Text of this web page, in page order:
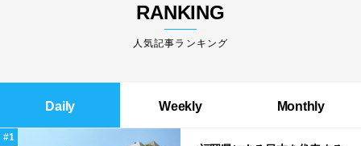
RANKING
人気記事ランキング
Daily Weekly Monthly